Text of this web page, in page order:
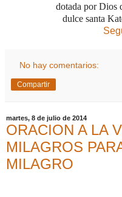
dotada por Dios
dulce santa
No hay comentarios:
Compartir
martes, 8 de julio de 2014
ORACION A LA
MILAGROS
MILAGRO